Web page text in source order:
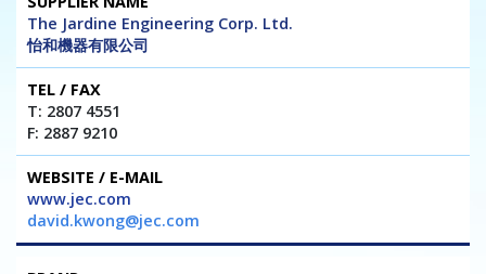
The Jardine Engineering Corp. Ltd.
怡和機器有限公司
T: 2807 4551
F: 2887 9210
www.jec.com
david.kwong@jec.com